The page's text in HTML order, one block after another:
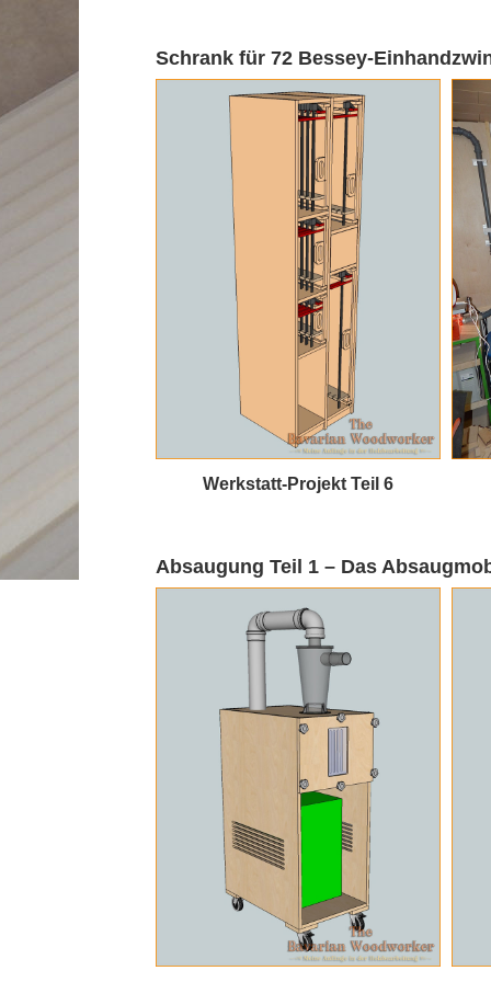
Schrank für 72 Bessey-
Werkstatt-Projekt Teil 6
Absaugung Teil 1 – Das